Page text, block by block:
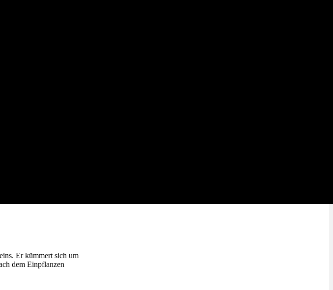
Er kümmert sich um
dem Einpflanzen